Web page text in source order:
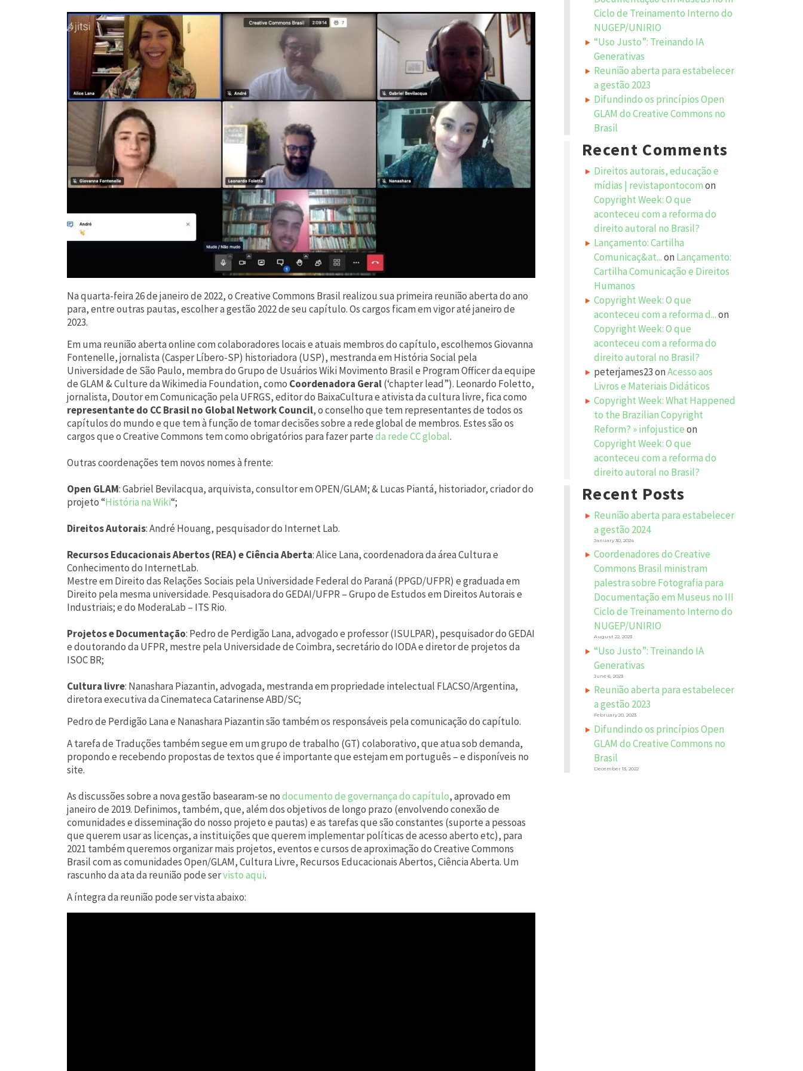
Na quarta-feira 26 de janeiro de 2022, o Creative Commons Brasil realizou sua primeira reunião aberta do ano
para, entre outras pautas, escolher a gestão 2022 de seu capítulo. Os cargos ficam em vigor até janeiro de
2023.
Em uma reunião aberta online com colaboradores locais e atuais membros do capítulo, escolhemos Giovanna
Fontenelle, jornalista (Casper Líbero-SP) historiadora (USP), mestranda em História Social pela
Universidade de São Paulo, membra do Grupo de Usuários Wiki Movimento Brasil e Program Officer da equipe
de GLAM & Culture da Wikimedia Foundation, como Coordenadora Geral(‘chapter lead”). Leonardo Foletto,
jornalista, Doutor em Comunicação pela UFRGS, editor do BaixaCultura e ativista da cultura livre, fica como
representante do CC Brasil no Global Network Council​, o conselho que tem representantes de todos os
capítulos do mundo e que tem à função de tomar decisões sobre a rede global de membros. Estes são os
cargos que o Creative Commons tem como obrigatórios para fazer parteda rede CC global.
Outras coordenações tem novos nomes à frente:
Open GLAM: Gabriel Bevilacqua, arquivista, consultor em OPEN/GLAM; & Lucas Piantá, historiador, criador do
projeto “História na Wiki“;
Direitos Autorais: André Houang, pesquisador do Internet Lab.
Recursos Educacionais Abertos (REA)e Ciência Aberta: Alice Lana, coordenadora da área Cultura e
Conhecimento do InternetLab.
Mestre em Direito das Relações Sociais pela Universidade Federal do Paraná (PPGD/UFPR) e graduada em
Direito pela mesma universidade. Pesquisadora do GEDAI/UFPR – Grupo de Estudos em Direitos Autorais e
Industriais; e do ModeraLab – ITS Rio.
Projetos e Documentação: Pedro de Perdigão Lana, advogado e professor (ISULPAR), pesquisador do GEDAI
e doutorando da UFPR, mestre pela Universidade de Coimbra, secretário do IODA e diretor de projetos da
ISOC BR;
Cultura livre: Nanashara Piazantin, advogada, mestranda em propriedade intelectual FLACSO/Argentina,
diretora executiva da Cinemateca Catarinense ABD/SC;
Pedro de Perdigão Lana e Nanashara Piazantin são também os responsáveis pela comunicação do capítulo.
A tarefa de Traduções também segue em um grupo de trabalho (GT) colaborativo, que atua sob demanda,
propondo e recebendo propostas de textos que é importante que estejam em português – e disponíveis no
site.
As discussões sobre a nova gestão basearam-se nodocumento de governança do capítulo, aprovado em
janeiro de 2019. Definimos, também, que, além dos objetivos de longo prazo (envolvendo conexão de
comunidades e disseminação do nosso projeto e pautas) e as tarefas que são constantes (suporte a pessoas
que querem usar as licenças, a instituições que querem implementar políticas de acesso aberto etc), para
2021 também queremos organizar mais projetos, eventos e cursos de aproximação do Creative Commons
Brasil com as comunidades Open/GLAM, Cultura Livre, Recursos Educacionais Abertos, Ciência Aberta. Um
rascunho da ata da reunião pode servisto aqui.
A íntegra da reunião pode ser vista abaixo:
Ciclo de Treinamento Interno do
NUGEP/UNIRIO
“Uso Justo”: Treinando IA
Generativas
Reunião aberta para estabelecer
a gestão 2023
Difundindo os princípios Open
GLAM do Creative Commons no
Brasil
Recent Comments
Direitos autorais, educação e
mídias | revistapontocomon
Copyright Week: O que
aconteceu com a reforma do
direito autoral no Brasil?
Lançamento: Cartilha
Comunicaç&at...on Lançamento:
Cartilha Comunicação e Direitos
Humanos
Copyright Week: O que
aconteceu com a reforma d...on
Copyright Week: O que
aconteceu com a reforma do
direito autoral no Brasil?
peterjames23onAcesso aos
Livros e Materiais Didáticos
Copyright Week: What Happened
to the Brazilian Copyright
Reform? » infojusticeon
Copyright Week: O que
aconteceu com a reforma do
direito autoral no Brasil?
Recent Posts
Reunião aberta para estabelecer
a gestão 2024
January 30, 2024
Coordenadores do Creative
Commons Brasil ministram
palestra sobre Fotografia para
Documentação em Museus no III
Ciclo de Treinamento Interno do
NUGEP/UNIRIO
August 22, 2023
“Uso Justo”: Treinando IA
Generativas
June 6, 2023
Reunião aberta para estabelecer
a gestão 2023
February 20, 2023
Difundindo os princípios Open
GLAM do Creative Commons no
Brasil
December 13, 2022